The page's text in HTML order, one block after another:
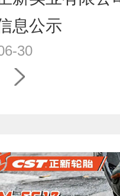
息公示
30